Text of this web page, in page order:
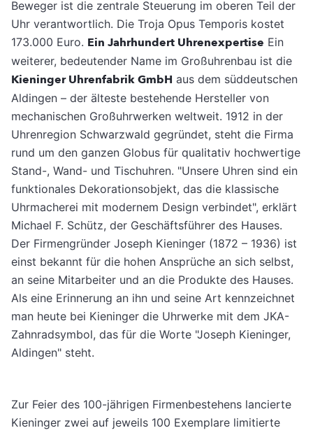
Beweger ist die zentrale Steuerung im oberen Teil der
Uhr verantwortlich. Die Troja Opus Temporis kostet
173.000 Euro. Ein Jahrhundert Uhrenexpertise Ein
weiterer, bedeutender Name im Groß­uhrenbau ist die
Kieninger Uhrenfabrik GmbH aus dem süddeutschen
Aldingen – der älteste bestehende Hersteller von
mechanischen Großuhrwerken weltweit. 1912 in der
Uhren­region Schwarzwald gegründet, steht die Fir­ma
rund um den ganzen Globus für qualitativ hochwertige
Stand-, Wand- und Tischuhren. "Unsere Uhren sind ein
funktionales Dekorationsobjekt, das die klassische
Uhrmacherei mit modernem Design verbindet", erklärt
Michael F. Schütz, der Geschäftsführer des Hauses.
Der Firmengründer Joseph Kieninger (1872 – 1936) ist
einst bekannt für die hohen Ansprüche an sich selbst,
an seine Mitarbeiter und an die Produkte des Hauses.
Als eine Er­innerung an ihn und seine Art kennzeichnet
man heute bei Kieninger die Uhrwerke mit dem JKA-
Zahnradsymbol, das für die Worte "Joseph Kieninger,
Aldingen" steht.
Zur Feier des 100-jährigen Firmenbeste­hens lancierte
Kieninger zwei auf jeweils 100 Exemplare limitierte